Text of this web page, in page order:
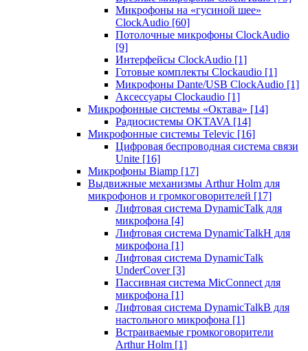
Микрофоны на «гусиной шее»
ClockAudio [60]
Потолочные микрофоны ClockAudio
[9]
Интерфейсы ClockAudio [1]
Готовые комплекты Clockaudio [1]
Микрофоны Dante/USB ClockAudio [1]
Аксессуары Clockaudio [1]
Микрофонные системы «Октава» [14]
Радиосистемы OKTAVA [14]
Микрофонные системы Televic [16]
Цифровая беспроводная система связи
Unite [16]
Микрофоны Biamp [17]
Выдвижные механизмы Arthur Holm для
микрофонов и громкоговорителей [17]
Лифтовая система DynamicTalk для
микрофона [4]
Лифтовая система DynamicTalkH для
микрофона [1]
Лифтовая система DynamicTalk
UnderCover [3]
Пассивная система MicConnect для
микрофона [1]
Лифтовая система DynamicTalkB для
настольного микрофона [1]
Встраиваемые громкоговорители
Arthur Holm [1]